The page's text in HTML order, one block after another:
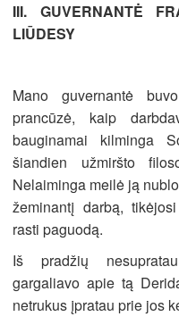
III. GUVERNANTĖ
LIŪDESY
Mano guvernantė
prancūzė, kaip
bauginamai kilminga
šiandien užmiršto
Nelaiminga meilė ją
žeminantį darbą,
rasti paguodą.
Iš pradžių
gargaliavo apie tą
netrukus įpratau prie jos